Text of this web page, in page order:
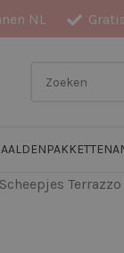
NL
PAKKETTEN
Scheepjes